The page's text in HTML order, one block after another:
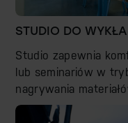
STUDIO DO
Studio zapewnia
lub seminariów w
nagrywania